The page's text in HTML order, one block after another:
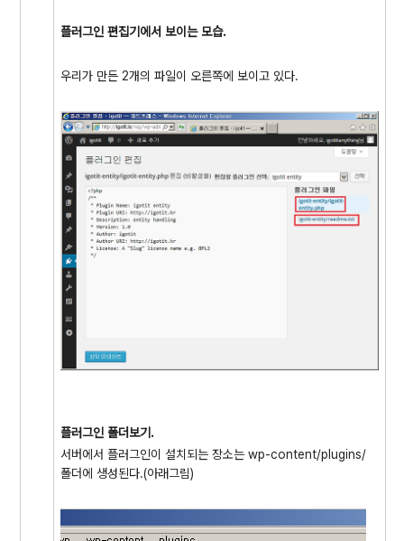
플러그인 편집기에서 보이는 모습.
우리가 만든 2개의 파일이 오른쪽에 보이고 있다.
플러그인 폴더보기.
서버에서 플러그인이 설치되는 장소는 wp-content/plugins/
폴더에 생성된다.(아래그림)